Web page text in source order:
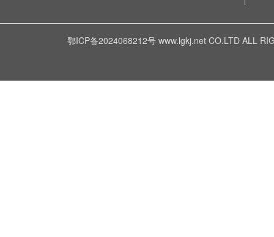
鄂ICP备2024068212号 www.lgkj.net CO.LTD ALL